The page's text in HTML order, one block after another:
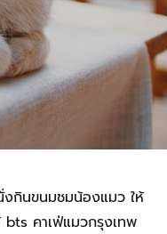
งกินขนมชมน้องแมว ให้
bts คาเฟ่แมวกรุงเทพ